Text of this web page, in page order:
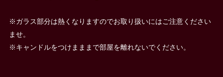
※ガラス部分は熱くなりますのでお取り扱いにはご注意ください
ませ。
※キャンドルをつけまままで部屋を離れないでください。